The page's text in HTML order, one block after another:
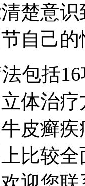
楚意
自己的
包括
体治
皮癣
比较